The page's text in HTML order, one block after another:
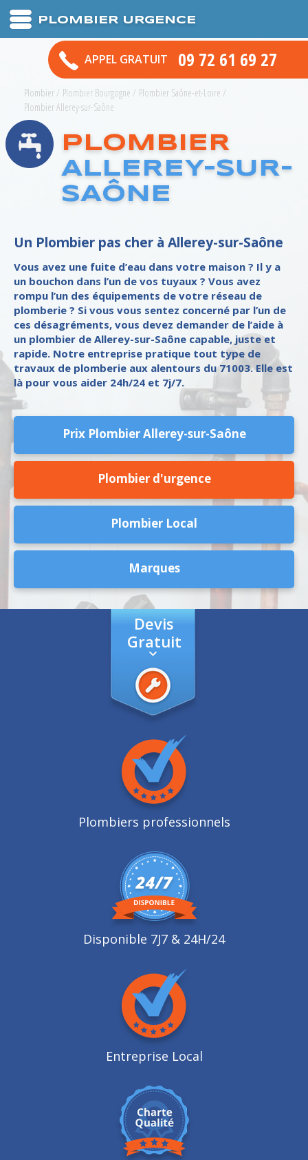
PLOMBIER URGENCE
APPEL GRATUIT 09 72 61 69 27
Plombier/ Plombier Bourgogne / Plombier Saône-et-Loire /
Plombier Allerey-sur-Saône
PLOMBIER
ALLEREY-SUR-
SAÔNE
Un Plombier pas cher à Allerey-sur-Saône
Vous avez une fuite d’eau dans votre maison ? Il y a
un bouchon dans l’un de vos tuyaux ? Vous avez
rompu l’un des équipements de votre réseau de
plomberie ? Si vous vous sentez concerné par l’un de
ces désagréments, vous devez demander de l’aide à
un plombier de Allerey-sur-Saône capable, juste et
rapide. Notre entreprise pratique tout type de
travaux de plomberie aux alentours du 71003. Elle est
là pour vous aider 24h/24 et 7j/7.
Prix Plombier Allerey-sur-Saône
Plombier d'urgence
Plombier Local
Marques
Devis
Gratuit
Plombiers professionnels
Disponible 7J7 & 24H/24
Entreprise Local